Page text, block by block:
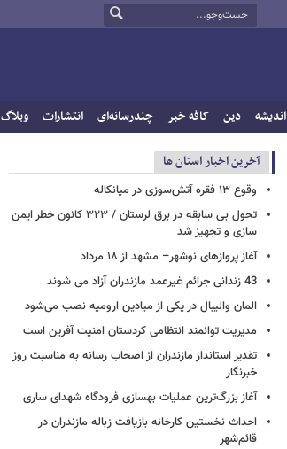
اندیشه دین کافه خبر چندرسانه‌ای انتشارات وبلاگ
آخرین اخبار استان ها
وقوع ۱۳ فقره آتش‌سوزی در میانکاله
تحول بی سابقه در برق لرستان / ۳۲۳ کانون خطر ایمن
سازی و تجهیز شد
آغاز پروازهای نوشهر– مشهد از ۱۸ مرداد
43 زندانی جرائم غیرعمد مازندران آزاد می شوند
المان والیبال در یکی از میادین ارومیه نصب می‌شود
مدیریت توانمند انتظامی کردستان امنیت آفرین است
تقدیر استاندار مازندران از اصحاب رسانه به مناسبت روز
خبرنگار
آغاز بزرگ‌ترین عملیات بهسازی فرودگاه شهدای ساری
احداث نخستین کارخانه بازیافت زباله مازندران در
قائم‌شهر